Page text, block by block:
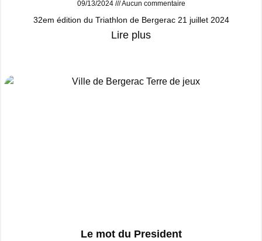
09/13/2024 Aucun commentaire
32em édition du Triathlon de Bergerac 21 juillet 2024
Lire plus
Le mot du President